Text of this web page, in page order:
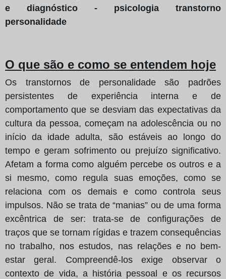
e diagnóstico - psicologia transtorno
personalidade
O que são e como se entendem hoje
Os transtornos de personalidade são padrões
persistentes de experiência interna e de
comportamento que se desviam das expectativas da
cultura da pessoa, começam na adolescência ou no
início da idade adulta, são estáveis ao longo do
tempo e geram sofrimento ou prejuízo significativo.
Afetam a forma como alguém percebe os outros e a
si mesmo, como regula suas emoções, como se
relaciona com os demais e como controla seus
impulsos. Não se trata de “manias” ou de uma forma
excêntrica de ser: trata-se de configurações de
traços que se tornam rígidas e trazem consequências
no trabalho, nos estudos, nas relações e no bem-
estar geral. Compreendê‑los exige observar o
contexto de vida, a história pessoal e os recursos